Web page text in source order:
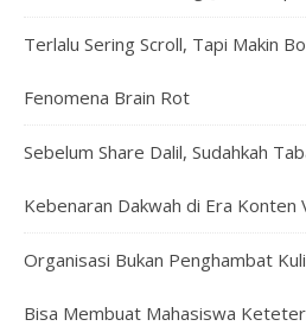
Terlalu Sering Scroll, Tapi Makin
Fenomena Brain Rot
Sebelum Share Dalil, Sudahkah
Kebenaran Dakwah di Era Konten
Organisasi Bukan Penghambat
Bisa Membuat Mahasiswa